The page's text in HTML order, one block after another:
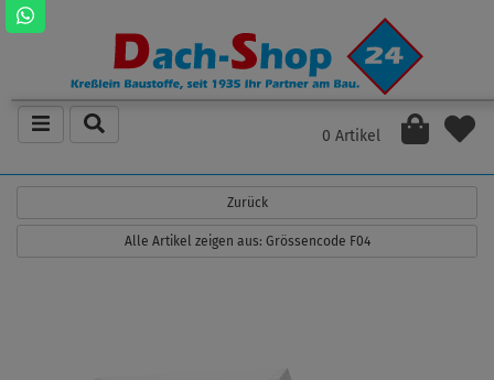
0 Artikel
Zurück
Alle Artikel zeigen aus: Grössencode F04